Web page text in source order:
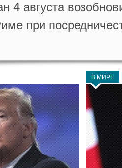
4 августа
при
В МИРЕ